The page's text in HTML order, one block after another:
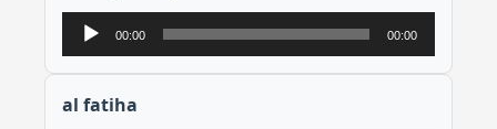
Lecteur
audio
00:00 00:00
al fatiha